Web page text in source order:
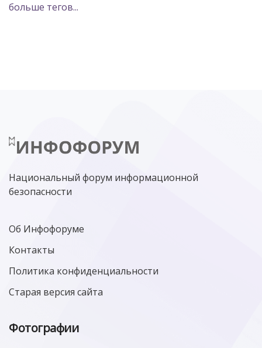
POSITIVE TECHNOLOGIES
МИНЦИФРЫ РОССИИ NGFW
больше тегов...
Национальный форум информационной
безопасности
Об Инфофоруме
Контакты
Политика конфиденциальности
Старая версия сайта
Фотографии